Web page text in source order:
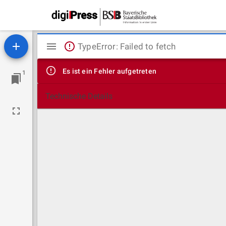
1
Mirador
Viewer
TypeError: Failed to fetch
Es ist ein Fehler aufgetreten
Technische Details